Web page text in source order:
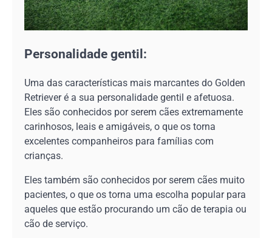
Personalidade gentil:
Uma das características mais marcantes do Golden
Retriever é a sua personalidade gentil e afetuosa.
Eles são conhecidos por serem cães extremamente
carinhosos, leais e amigáveis, o que os torna
excelentes companheiros para famílias com
crianças.
Eles também são conhecidos por serem cães muito
pacientes, o que os torna uma escolha popular para
aqueles que estão procurando um cão de terapia ou
cão de serviço.